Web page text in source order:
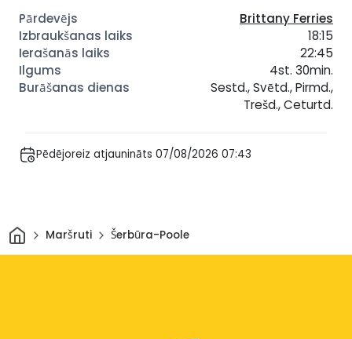
Brittany Ferries
18:15
22:45
4st. 30min.
Sestd., Svētd., Pirmd.,
Trešd., Ceturtd.
Pēdējoreiz atjaunināts 07/08/2026 07:43
Sākums
Maršruti Šerbūra-Poole